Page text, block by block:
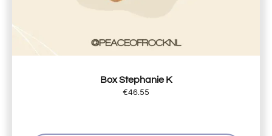
Box Stephanie K
€46.55